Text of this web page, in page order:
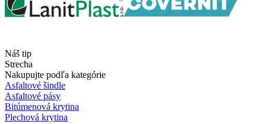
Náš tip
Strecha
Nakupujte podľa kategórie
Asfaltové šindle
Asfaltové pásy
Bitúmenová krytina
Plechová krytina